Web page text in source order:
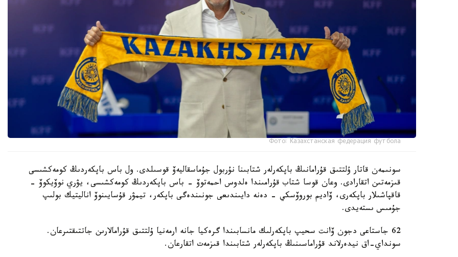
Фото: Казахстанская федерация футбола
سونىمەن قاتار ۇلتتىق قۇرامانىڭ باپكەرلەر شتابىنا نۇربول جۇماسقاليەۆ قوسىلدى. ول باس باپكەردىڭ كومەكشىسى
قىزمەتىن اتقارادى. وعان قوسا شتاب قۇرامىندا ەلدوس احمەتوۆ - باس باپكەردىڭ كومەكشىسى، يۋري نوۆيكوۆ -
قاقپاشىلار باپكەرى، ۆاديم بوروۆسكي - دەنە دايىندىعى جونىندەگى باپكەر، تيمۋر قۇسايىنوۆ اناليتيك بولىپ
جۇمىس ىستەيدى.
62 جاستاعى دجون ۆانت سحيپ باپكەرلىك مانسابىندا گرەكيا جانە ارمەنيا ۇلتتىق قۇرامالارىن جاتتىقتىرعان.
سونداي-اق نيدەرلاند قۇراماسىنىڭ باپكەرلەر شتابىندا قىزمەت اتقارعان.